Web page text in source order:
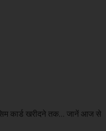
कार्ड खरीदने तक… जानें आज से